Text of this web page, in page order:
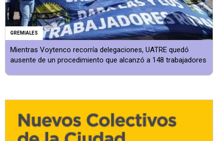
GREMIALES
Mientras Voytenco recorría delegaciones, UATRE quedó
ausente de un procedimiento que alcanzó a 148 trabajadores